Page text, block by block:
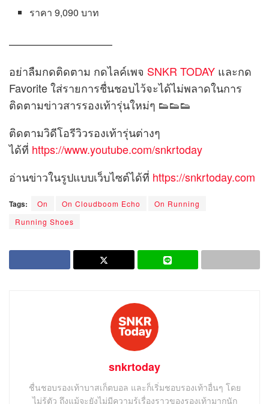
ราคา 9,090 บาท
—————————–
อย่าลืมกดติดตาม กดไลค์เพจ SNKR TODAY และกด
Favorite ใส่รายการชื่นชอบไว้จะได้ไม่พลาดในการ
ติดตามข่าวสารรองเท้ารุ่นใหม่ๆ 👟👟👟
ติดตามวิดีโอรีวิวรองเท้ารุ่นต่างๆ
ได้ที่ https://www.youtube.com/snkrtoday
อ่านข่าวในรูปแบบเว็บไซต์ได้ที่ https://snkrtoday.com
Tags: On On Cloudboom Echo
On Running
Running Shoes
snkrtoday
ชื่นชอบรองเท้าบาสเก็ตบอล และก็เริ่มชอบรองเท้าอื่นๆ โดย
ไม่รู้ตัว ถึงแม้จะยังไม่มีความรู้เรื่องราวของรองเท้ามากนัก